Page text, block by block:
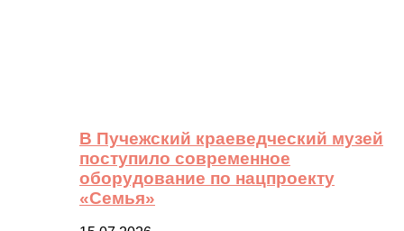
В Пучежский краеведческий музей
поступило современное
оборудование по нацпроекту
«Семья»